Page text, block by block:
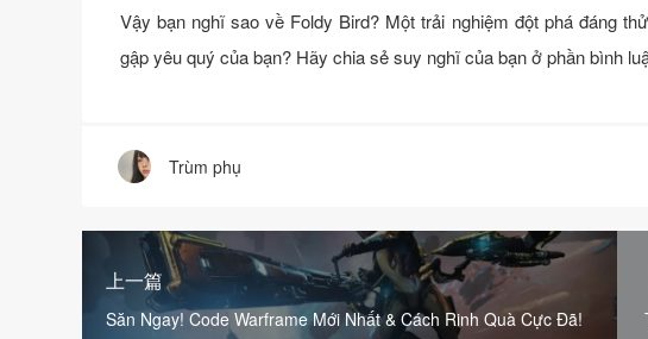
Vậy bạn nghĩ sao về Foldy Bird? Một trải nghiệm đột phá đáng
gập yêu quý của bạn? Hãy chia sẻ suy nghĩ của bạn ở phần bình
Trùm phụ
上一篇
Săn Ngay! Code Warframe Mới Nhất & Cách Rinh Quà Cực Đã!